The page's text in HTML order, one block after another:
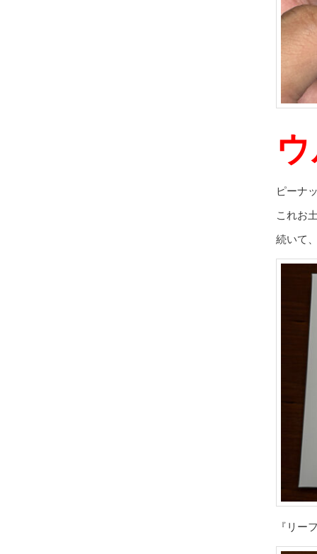
ピーナ
これお
続いて
『リ